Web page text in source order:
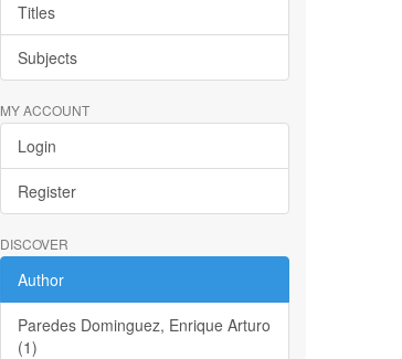
Titles
Subjects
MY ACCOUNT
Login
Register
DISCOVER
Author
Paredes Dominguez, Enrique Arturo
(1)